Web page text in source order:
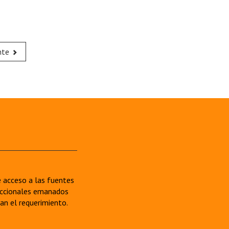
acceso a las fuentes
emanados
el requerimiento.